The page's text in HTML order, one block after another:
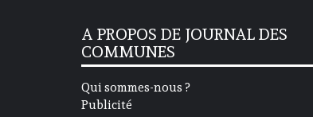
A PROPOS DE JOURNAL DES
COMMUNES
Qui sommes-nous ?
Publicité